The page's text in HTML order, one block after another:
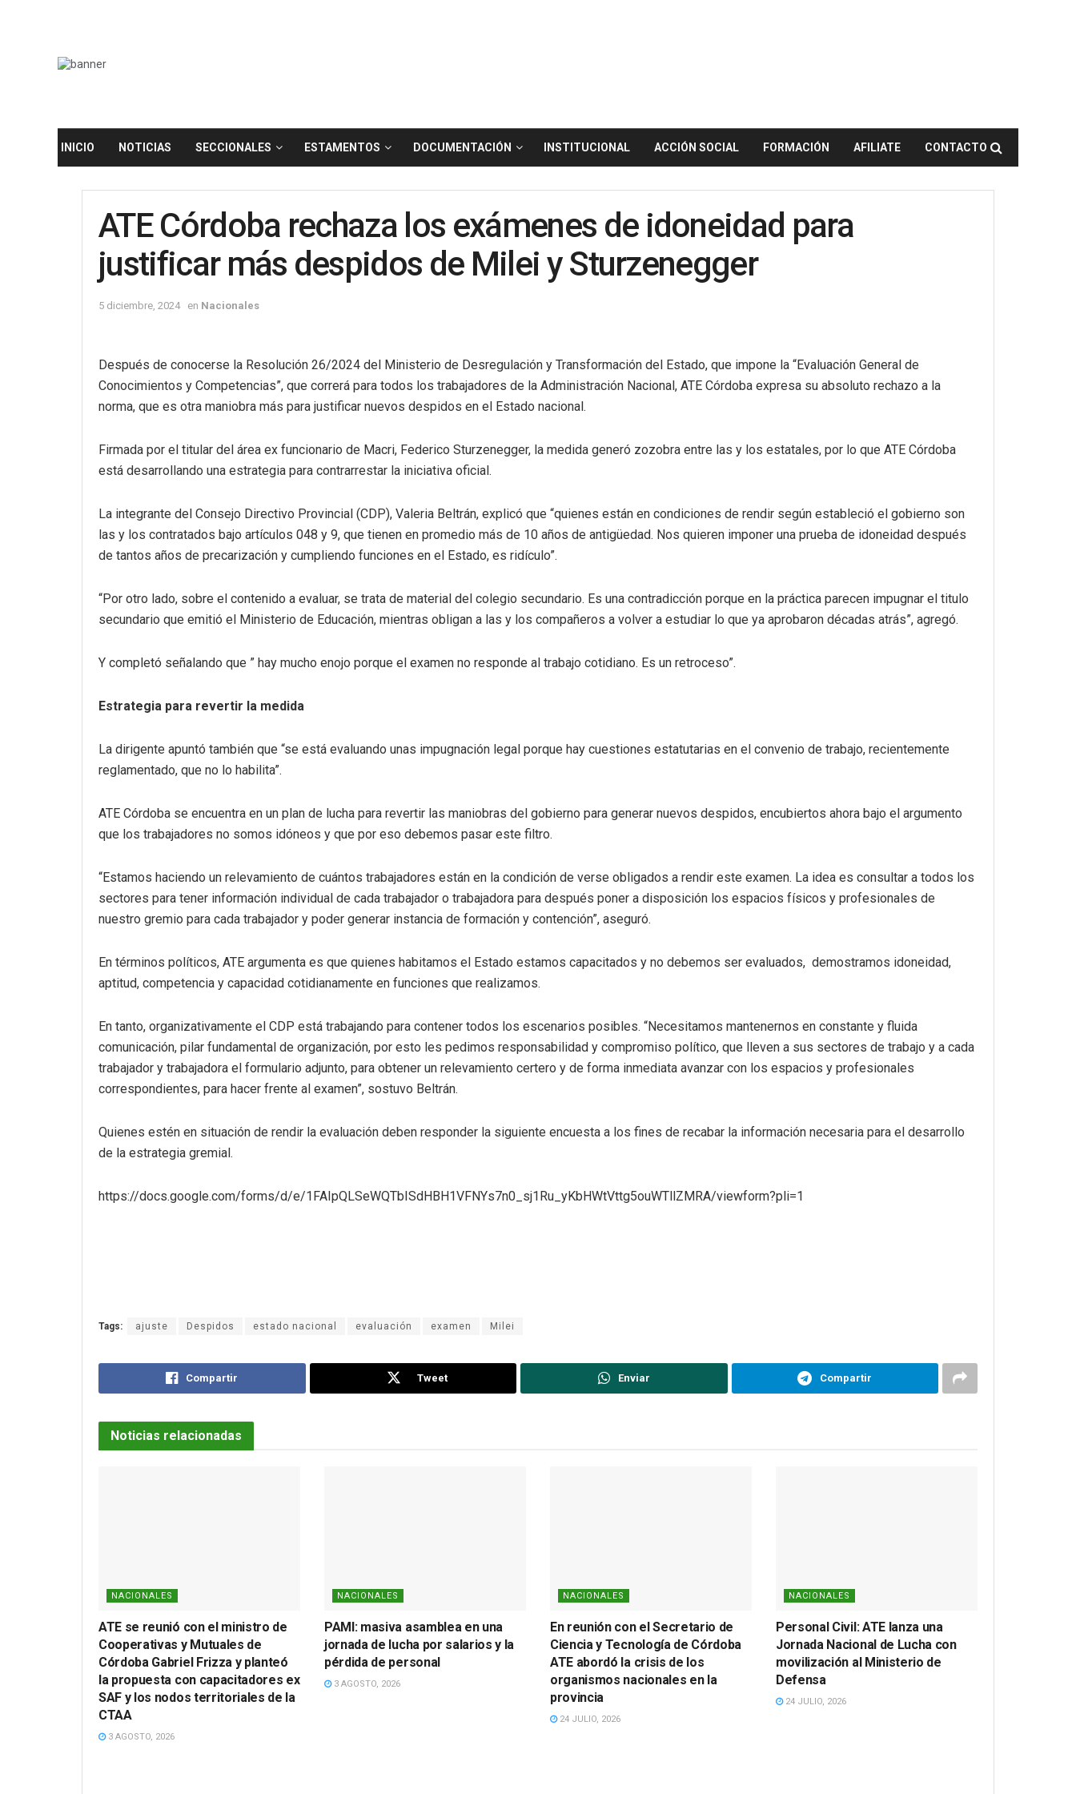
INICIO NOTICIAS SECCIONALES ESTAMENTOS DOCUMENTACIÓN INSTITUCIONAL ACCIÓN SOCIAL FORMACIÓN AFILIATE CONTACTO
ATE Córdoba rechaza los exámenes de idoneidad para
justificar más despidos de Milei y Sturzenegger
5 diciembre, 2024 en Nacionales
Después de conocerse la Resolución 26/2024 del Ministerio de Desregulación y Transformación del Estado, que impone la “Evaluación General de
Conocimientos y Competencias”, que correrá para todos los trabajadores de la Administración Nacional, ATE Córdoba expresa su absoluto rechazo a la
norma, que es otra maniobra más para justificar nuevos despidos en el Estado nacional.
Firmada por el titular del área ex funcionario de Macri, Federico Sturzenegger, la medida generó zozobra entre las y los estatales, por lo que ATE Córdoba
está desarrollando una estrategia para contrarrestar la iniciativa oficial.
La integrante del Consejo Directivo Provincial (CDP), Valeria Beltrán, explicó que “quienes están en condiciones de rendir según estableció el gobierno son
las y los contratados bajo artículos 048 y 9, que tienen en promedio más de 10 años de antigüedad. Nos quieren imponer una prueba de idoneidad después
de tantos años de precarización y cumpliendo funciones en el Estado, es ridículo”.
“Por otro lado, sobre el contenido a evaluar, se trata de material del colegio secundario. Es una contradicción porque en la práctica parecen impugnar el titulo
secundario que emitió el Ministerio de Educación, mientras obligan a las y los compañeros a volver a estudiar lo que ya aprobaron décadas atrás”, agregó.
Y completó señalando que ” hay mucho enojo porque el examen no responde al trabajo cotidiano. Es un retroceso”.
Estrategia para revertir la medida
La dirigente apuntó también que “se está evaluando unas impugnación legal porque hay cuestiones estatutarias en el convenio de trabajo, recientemente
reglamentado, que no lo habilita”.
ATE Córdoba se encuentra en un plan de lucha para revertir las maniobras del gobierno para generar nuevos despidos, encubiertos ahora bajo el argumento
que los trabajadores no somos idóneos y que por eso debemos pasar este filtro.
“Estamos haciendo un relevamiento de cuántos trabajadores están en la condición de verse obligados a rendir este examen. La idea es consultar a todos los
sectores para tener información individual de cada trabajador o trabajadora para después poner a disposición los espacios físicos y profesionales de
nuestro gremio para cada trabajador y poder generar instancia de formación y contención”, aseguró.
En términos políticos, ATE argumenta es que quienes habitamos el Estado estamos capacitados y no debemos ser evaluados, demostramos idoneidad,
aptitud, competencia y capacidad cotidianamente en funciones que realizamos.
En tanto, organizativamente el CDP está trabajando para contener todos los escenarios posibles. “Necesitamos mantenernos en constante y fluida
comunicación, pilar fundamental de organización, por esto les pedimos responsabilidad y compromiso político, que lleven a sus sectores de trabajo y a cada
trabajador y trabajadora el formulario adjunto, para obtener un relevamiento certero y de forma inmediata avanzar con los espacios y profesionales
correspondientes, para hacer frente al examen”, sostuvo Beltrán.
Quienes estén en situación de rendir la evaluación deben responder la siguiente encuesta a los fines de recabar la información necesaria para el desarrollo
de la estrategia gremial.
https://docs.google.com/forms/d/e/1FAIpQLSeWQTbISdHBH1VFNYs7n0_sj1Ru_yKbHWtVttg5ouWTllZMRA/viewform?pli=1
Tags: ajuste Despidos estado nacional evaluación examen Milei
Compartir Tweet Enviar Compartir
Noticias relacionadas
NACIONALES
ATE se reunió con el ministro de
Cooperativas y Mutuales de
Córdoba Gabriel Frizza y planteó
la propuesta con capacitadores ex
SAF y los nodos territoriales de la
CTAA
3 AGOSTO, 2026
NACIONALES
PAMI: masiva asamblea en una
jornada de lucha por salarios y la
pérdida de personal
3 AGOSTO, 2026
NACIONALES
En reunión con el Secretario de
Ciencia y Tecnología de Córdoba
ATE abordó la crisis de los
organismos nacionales en la
provincia
24 JULIO, 2026
NACIONALES
Personal Civil: ATE lanza una
Jornada Nacional de Lucha con
movilización al Ministerio de
Defensa
24 JULIO, 2026